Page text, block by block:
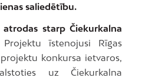
saliedētību.
starp Čiekurkalna
Projektu īstenojusi Rīgas
konkursa ietvaros,
uz Čiekurkalna